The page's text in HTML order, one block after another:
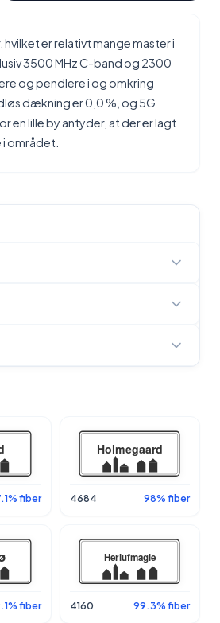
er relativt mange master i
3500 MHz C-band og 2300
og pendlere i og omkring
dækning er 0,0 %, og 5G
lille by antyder, at der er lagt
området.
fiber 4684 98% fiber
fiber 4160 99.3% fiber